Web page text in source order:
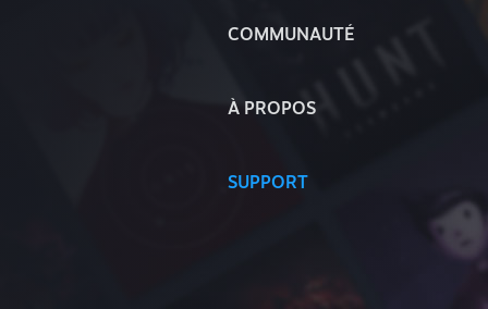
COMMUNAUTÉ
À PROPOS
SUPPORT